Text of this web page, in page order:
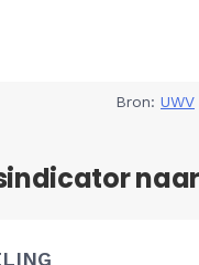
Bron: UWV